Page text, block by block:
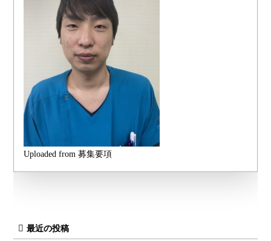
Uploaded from 募集要項
最近の投稿